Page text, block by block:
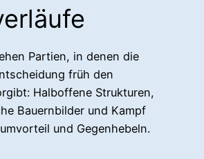
Partien, in denen die
früh den
Halboffene Strukturen,
Bauernbilder und Kampf
und Gegenhebeln.